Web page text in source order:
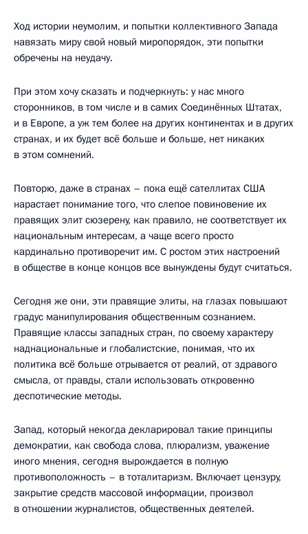
Ход истории неумолим, и попытки коллективного Запада
навязать миру свой новый миропорядок, эти попытки
обречены на неудачу.
При этом хочу сказать и подчеркнуть: у нас много
сторонников, в том числе и в самих Соединённых Штатах,
и в Европе, а уж тем более на других континентах и в других
странах, и их будет всё больше и больше, нет никаких
в этом сомнений.
Повторю, даже в странах – пока ещё сателлитах США
нарастает понимание того, что слепое повиновение их
правящих элит сюзерену, как правило, не соответствует их
национальным интересам, а чаще всего просто
кардинально противоречит им. С ростом этих настроений
в обществе в конце концов все вынуждены будут считаться.
Сегодня же они, эти правящие элиты, на глазах повышают
градус манипулирования общественным сознанием.
Правящие классы западных стран, по своему характеру
наднациональные и глобалистские, понимая, что их
политика всё больше отрывается от реалий, от здравого
смысла, от правды, стали использовать откровенно
деспотические методы.
Запад, который некогда декларировал такие принципы
демократии, как свобода слова, плюрализм, уважение
иного мнения, сегодня вырождается в полную
противоположность – в тоталитаризм. Включает цензуру,
закрытие средств массовой информации, произвол
в отношении журналистов, общественных деятелей.